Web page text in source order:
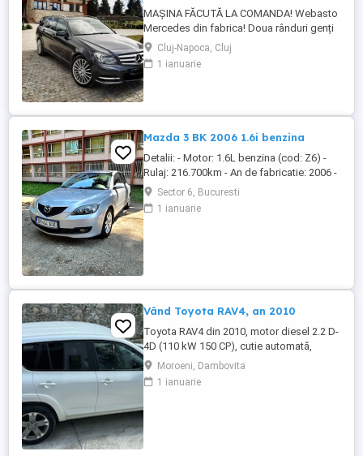
MAȘINA FĂCUTĂ LA COMANDA! Webasto
Mercedes din fabrica! Doua rânduri genți
echipate. Echipament special: Faruri bi-
xenon cu distribuție adaptivă a luminii
(Intelligent Light System), sistem de
velur, rezervor de combustibil: ...
Cluj-Napoca, Cluj
1 ianuarie
Mazda 3 BK 2006 1.6i benzina
Detalii: - Motor: 1.6L benzina (cod: Z6) -
Rulaj: 216.700km - An de fabricatie: 2006 -
Caroserie: Hatchback (cod: BK 14Z) -
Culoare: Gri - Serie sasiu:
JMZBK14Z271511411 - Transmisie:
Sector 6, Bucuresti
1 ianuarie
Vând Toyota RAV4, an 2010
Toyota RAV4 din 2010, motor diesel 2.2 D-
4D (110 kW 150 CP), cutie automată,
tracțiune integrală (4x4). Kilometraj:
170.000 km. Caroserie SUV, 5 locuri,
culoare albă. Dotări: scaune piele, cruise
Moroeni, Dambovita
1 ianuarie